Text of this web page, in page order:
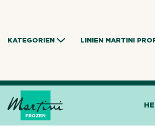
KATEGORIEN LINIEN MARTINI